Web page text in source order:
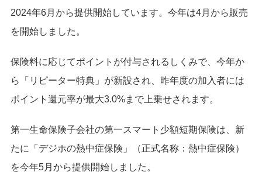
2024年6月から提供開始しています。今年は4月から販売
を開始しました。
保険料に応じてポイントが付与されるしくみで、今年か
ら「リピーター特典」が新設され、昨年度の加入者には
ポイント還元率が最大3.0%まで上乗せされます。
第一生命保険子会社の第一スマート少額短期保険は、新
たに「デジホの熱中症保険」（正式名称：熱中症保険）
を今年5月から提供開始しました。